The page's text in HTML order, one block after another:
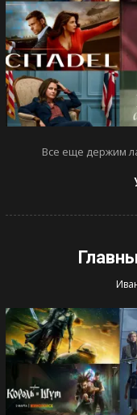
Все еще держим